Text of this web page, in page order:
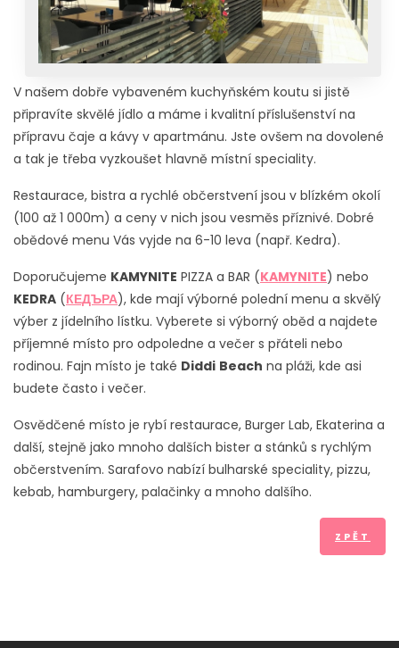
V našem dobře vybaveném kuchyňském koutu si jistě
připravíte skvělé jídlo a máme i kvalitní příslušenství na
přípravu čaje a kávy v apartmánu. Jste ovšem na dovolené
a tak je třeba vyzkoušet hlavně místní speciality.
Restaurace, bistra a rychlé občerstvení jsou v blízkém okolí
(100 až 1 000m) a ceny v nich jsou vesměs příznivé. Dobré
obědové menu Vás vyjde na 6-10 leva (např. Kedra).
Doporučujeme KAMYNITE PIZZA a BAR (KAMYNITE) nebo
KEDRA (КЕДЪРА), kde mají výborné polední menu a skvělý
výber z jídelního lístku. Vyberete si výborný oběd a najdete
příjemné místo pro odpoledne a večer s přáteli nebo
rodinou. Fajn místo je také Diddi Beach na pláži, kde asi
budete často i večer.
Osvědčené místo je rybí restaurace, Burger Lab, Ekaterina a
další, stejně jako mnoho dalších bister a stánků s rychlým
občerstvením. Sarafovo nabízí bulharské speciality, pizzu,
kebab, hamburgery, palačinky a mnoho dalšího.
ZPĚT